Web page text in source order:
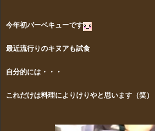
今年初バーベキューです
最近流行りのキヌアも試食
自分的には・・・
これだけは料理によりけりやと思います（笑）